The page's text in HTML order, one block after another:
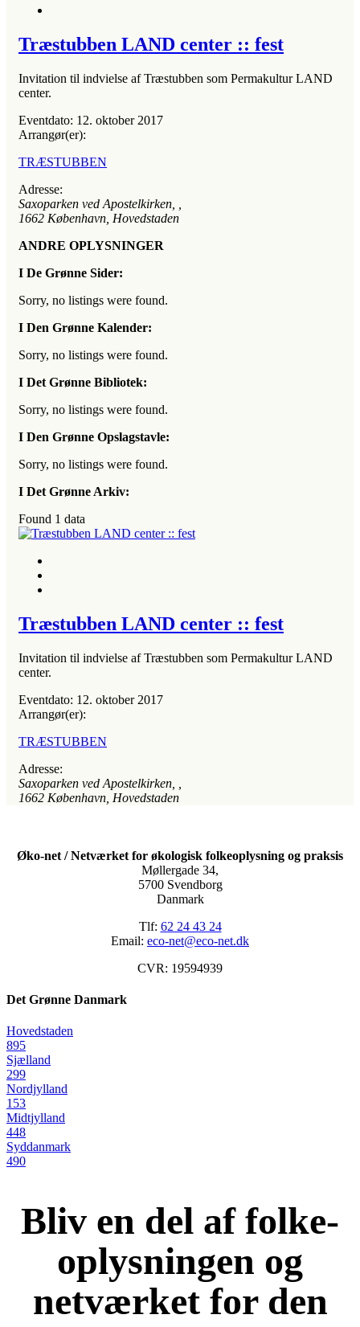
Træstubben LAND center :: fest
Invitation til indvielse af Træstubben som Permakultur LAND
center.
Eventdato: 12. oktober 2017
Arrangør(er):
TRÆSTUBBEN
Adresse:
Saxoparken ved Apostelkirken
1662 København, Hovedstaden
ANDRE OPLYSNINGER
I De Grønne Sider:
Sorry, no listings were found.
I Den Grønne Kalender:
Sorry, no listings were found.
I Det Grønne Bibliotek:
Sorry, no listings were found.
I Den Grønne Opslagstavle:
Sorry, no listings were found.
I Det Grønne Arkiv:
Found 1 data
Træstubben LAND center :: fest
Invitation til indvielse af Træstubben som Permakultur LAND
center.
Eventdato: 12. oktober 2017
Arrangør(er):
TRÆSTUBBEN
Adresse:
Saxoparken ved Apostelkirken
1662 København, Hovedstaden
Øko-net / Netværket for økologisk folkeoplysning og praksis
Møllergade 34,
5700 Svendborg
Danmark
Tlf: 62 24 43 24
Email: eco-net@eco-net.dk
CVR: 19594939
Det Grønne Danmark
Hovedstaden
895
Sjælland
299
Nordjylland
153
Midtjylland
448
Syddanmark
490
Bliv en del af folke-
oplysningen og
netværket for den